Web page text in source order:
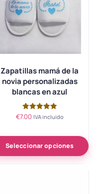
Zapatillas mamá de la
novia personalizadas
blancas en azul
Valorado
€7.00 IVA incluido
Seleccionar opciones